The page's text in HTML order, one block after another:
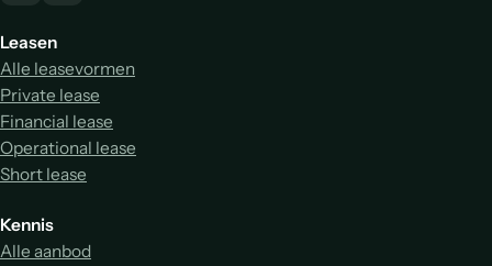
Leasen
Alle leasevormen
Private lease
Financial lease
Operational lease
Short lease
Kennis
Alle aanbod